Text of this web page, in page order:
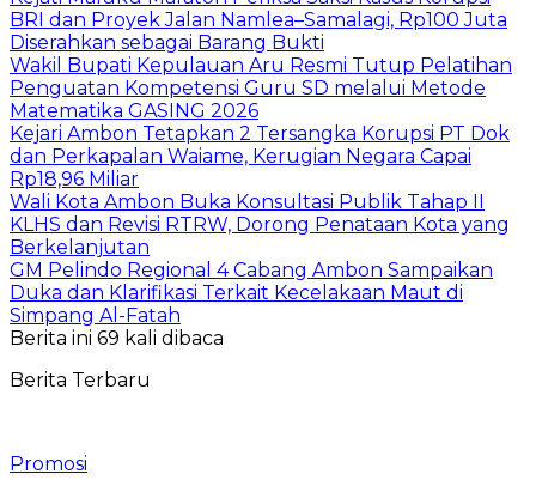
BRI dan Proyek Jalan Namlea–Samalagi, Rp100 Juta
Diserahkan sebagai Barang Bukti
Wakil Bupati Kepulauan Aru Resmi Tutup Pelatihan
Penguatan Kompetensi Guru SD melalui Metode
Matematika GASING 2026
Kejari Ambon Tetapkan 2 Tersangka Korupsi PT Dok
dan Perkapalan Waiame, Kerugian Negara Capai
Rp18,96 Miliar
Wali Kota Ambon Buka Konsultasi Publik Tahap II
KLHS dan Revisi RTRW, Dorong Penataan Kota yang
Berkelanjutan
GM Pelindo Regional 4 Cabang Ambon Sampaikan
Duka dan Klarifikasi Terkait Kecelakaan Maut di
Simpang Al-Fatah
Berita ini 69 kali dibaca
Berita Terbaru
Promosi